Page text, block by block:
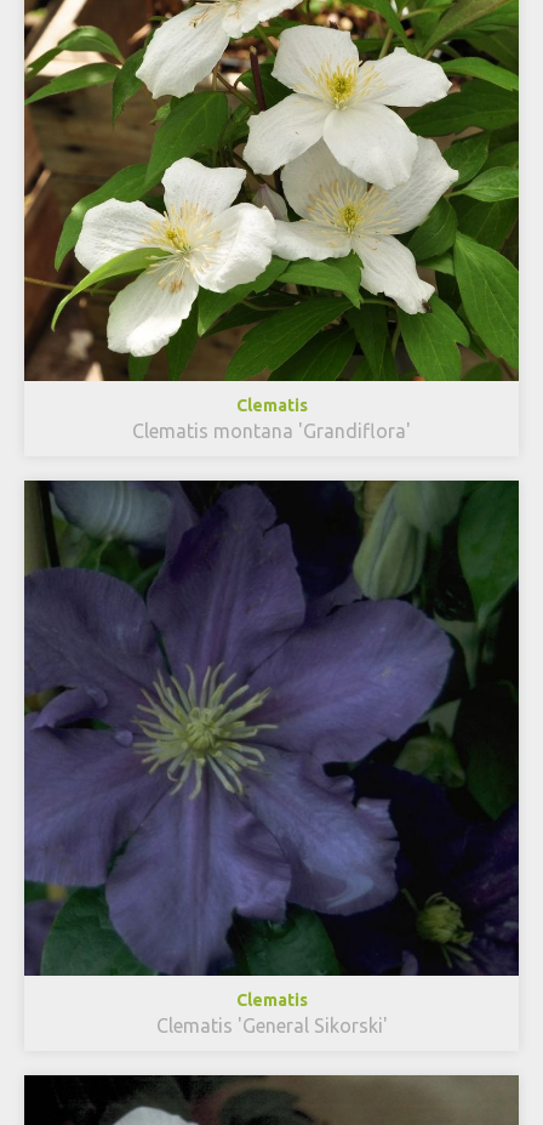
Clematis
Clematis montana 'Grandiflora'
Clematis
Clematis 'General Sikorski'